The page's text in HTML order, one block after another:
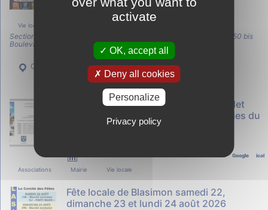
Vie locale
Section des Jeunes Sapeurs-Pompiers de Sauveterre de Guyenne 50 bis
Boulevard du 11 novembre 1918 33540 Sauveterre-de-Guyenne
Ouvrir dans l’application
ANACR - Commémorations du 14 juillet
reportées au 15 août 2026, cérémonies du
souvenir et de la mémoire
ical
Google
outlook
Associations Mairie Vie locale
Fête locale de Blasimon samedi 22,
dimanche 23 et lundi 24 août 2026
activate
OK, accept all
Deny all cookies
Personalize
Privacy policy